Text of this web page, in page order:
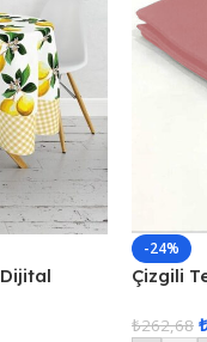
-24%
Çizgili
₺262,68